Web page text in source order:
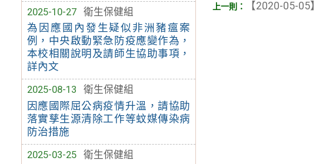
2025-10-27
衛生保健組
為因應國內發生疑似非洲豬瘟案
例，中央啟動緊急防疫應變作為，
本校相關說明及請師生協助事項，
詳內文
2025-08-13
衛生保健組
因應國際屈公病疫情升溫，請協助
落實孳生源清除工作等蚊媒傳染病
防治措施
2025-03-25
衛生保健組
【2020-05-05】